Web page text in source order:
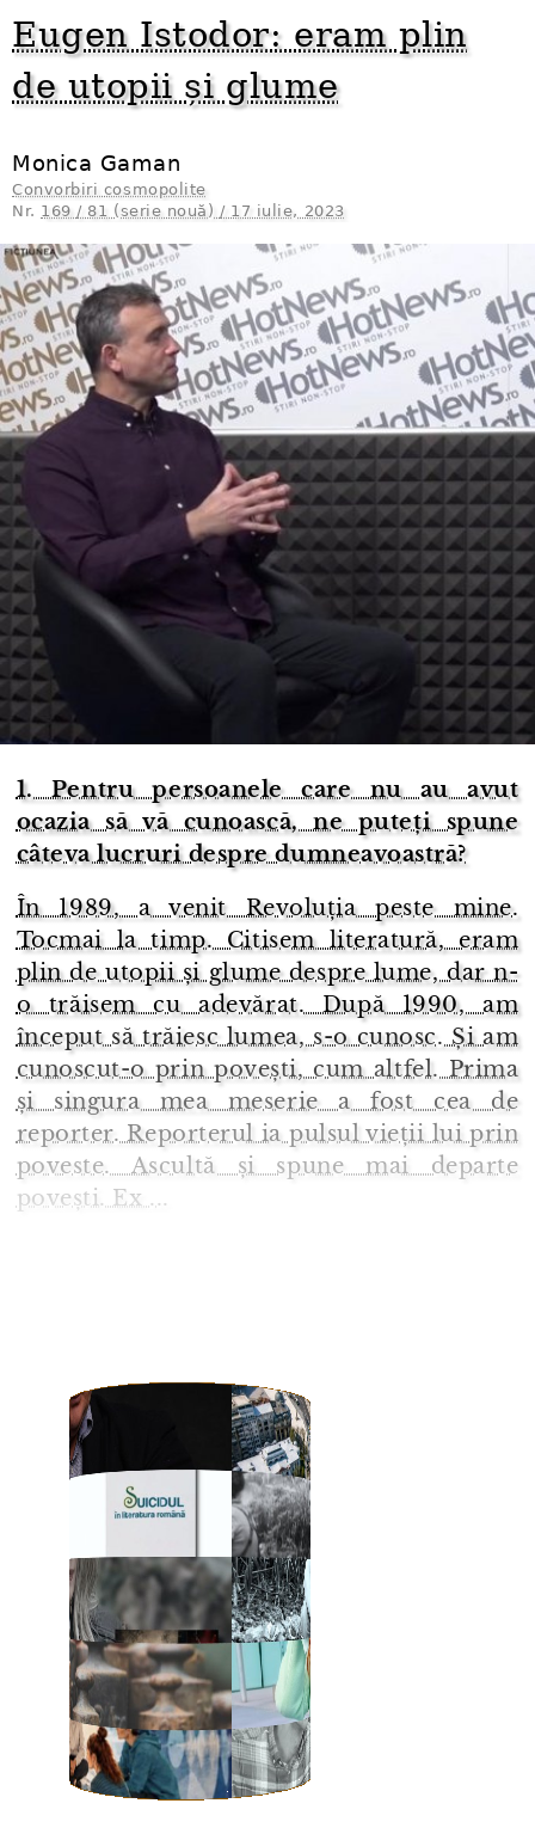
Eugen Istodor: eram plin
de utopii și glume
Monica Gaman
Convorbiri cosmopolite
Nr. 169 / 81 (serie nouă) / 17 iulie, 2023
1. Pentru persoanele care nu au avut
ocazia să vă cunoască, ne puteți spune
câteva lucruri despre dumneavoastră?
În 1989, a venit Revoluția peste mine.
Tocmai la timp. Citisem literatură, eram
plin de utopii și glume despre lume, dar n-
o trăisem cu adevărat. După 1990, am
început să trăiesc lumea, s-o cunosc. Și am
cunoscut-o prin povești, cum altfel. Prima
și singura mea meserie a fost cea de
reporter. Reporterul ia pulsul vieții lui prin
poveste. Ascultă și spune mai departe
povești. Ex ...